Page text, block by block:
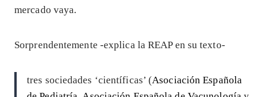
mercado vaya.
Sorprendentemente -explica la REAP en su texto-
tres sociedades ‘científicas’ (Asociación Española